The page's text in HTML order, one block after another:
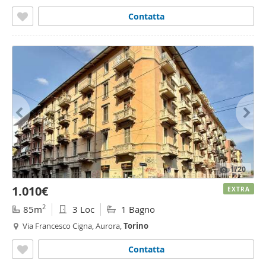
Contatta
1/20
1.010€
85m2 3 Loc 1 Bagno
Via Francesco Cigna, Aurora,Torino
Contatta
EXTRA